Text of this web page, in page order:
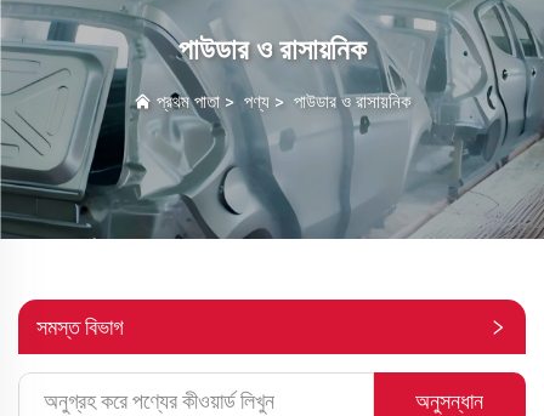
পাউডার ও রাসায়নিক
প্রথম পাতা> পণ্য> পাউডার ও রাসায়নিক
সমস্ত বিভাগ
অনুসন্ধান